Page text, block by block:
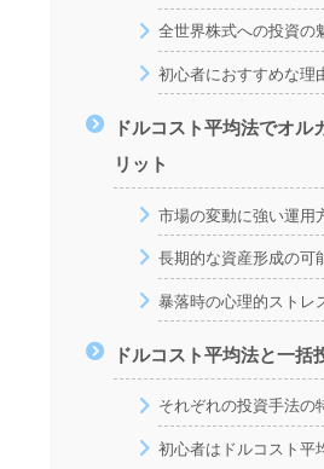
全世界株式への投資の
初心者におすすめな理
ドルコスト平均法でオル
リット
市場の変動に強い運用
長期的な資産形成の可
暴落時の心理的ストレ
ドルコスト平均法と一括
それぞれの投資手法の
初心者はドルコスト平